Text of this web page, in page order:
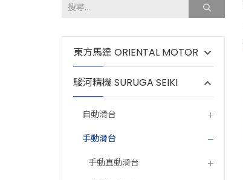
東方馬達 ORIENTAL MOTOR
駿河精機 SURUGA SEIKI
自動滑台
手動滑台
手動直動滑台